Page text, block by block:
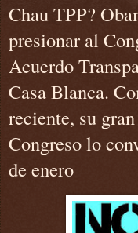
Chau TPP?
presionar al
Acuerdo
Casa Blanca.
reciente, su
Congreso lo
de enero